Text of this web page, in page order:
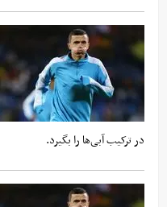
در ترکیب آبی‌ها را بگیرد.